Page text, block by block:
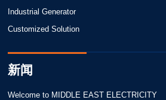
Industrial Generator
Customized Solution
新闻
Welcome to MIDDLE EAST ELECTRICITY